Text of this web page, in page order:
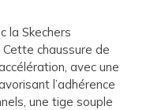
la Skechers
chaussure de
avec une
l’adhérence
une tige souple